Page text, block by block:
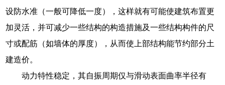
设防水准（一般可降低一度），这样就有可能使建筑布置更
加灵活，并可减少一些结构的构造措施及一些结构构件的尺
寸或配筋（如墙体的厚度），从而使上部结构能节约部分土
建造价。
动力特性稳定，其自振周期仅与滑动表面曲率半径有